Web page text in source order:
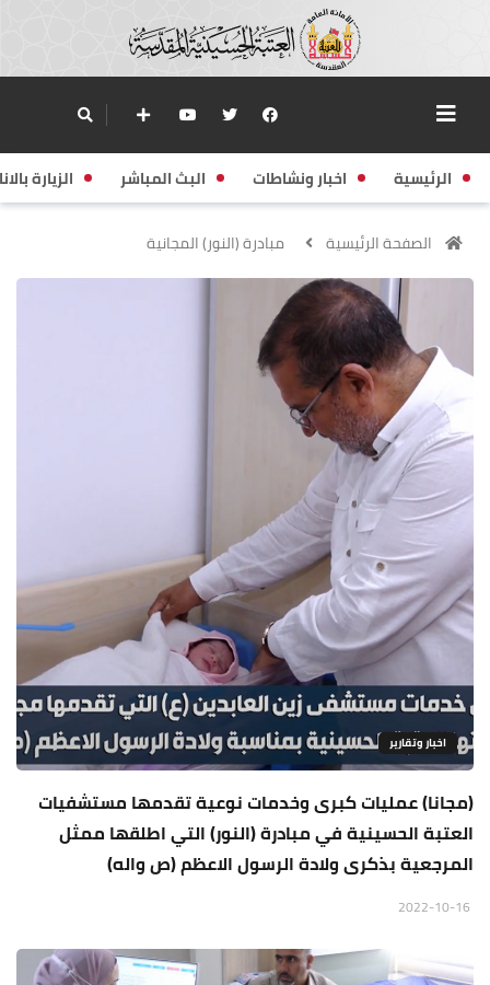
الرئيسية اخبار ونشاطات البث المباشر الزيارة
الصفحة الرئيسية مبادرة (النور) المجانية
اخبار وتقارير
(مجانا) عمليات كبرى وخدمات نوعية تقدمها مستشفيات
العتبة الحسينية في مبادرة (النور) التي اطلقها ممثل
المرجعية بذكرى ولادة الرسول الاعظم (ص واله)